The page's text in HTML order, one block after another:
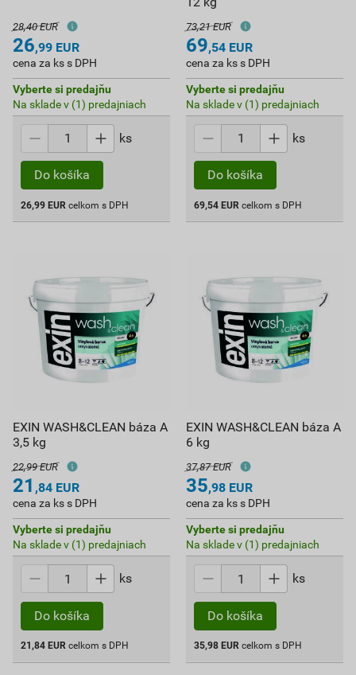
28,40 EUR
26,99 EUR
cena za ks s DPH
Vyberte si predajňu
Na sklade v (1) predajniach
ks
Do košíka
26,99 EUR celkom s DPH
73,21 EUR
69,54 EUR
cena za ks s DPH
Vyberte si predajňu
Na sklade v (1) predajniach
ks
Do košíka
69,54 EUR celkom s DPH
EXIN WASH&CLEAN báza A
3,5 kg
22,99 EUR
21 ,84 EUR
cena za ks s DPH
Vyberte si predajňu
Na sklade v (1) predajniach
ks
Do košíka
21,84 EUR celkom s DPH
EXIN WASH&CLEAN báza A
6 kg
37,87 EUR
35,98 EUR
cena za ks s DPH
Vyberte si predajňu
Na sklade v (1) predajniach
ks
Do košíka
35,98 EUR celkom s DPH